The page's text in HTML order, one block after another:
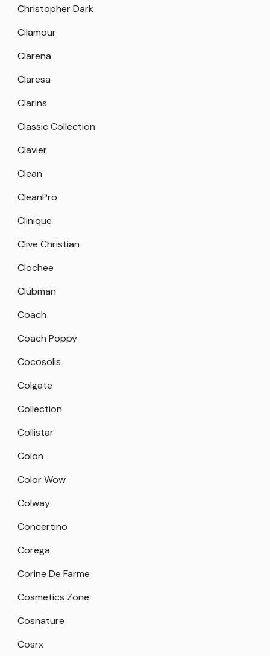
Christopher Dark
Cilamour
Clarena
Claresa
Clarins
Classic Collection
Clavier
Clean
CleanPro
Clinique
Clive Christian
Clochee
Clubman
Coach
Coach Poppy
Cocosolis
Colgate
Collection
Collistar
Colon
Color Wow
Colway
Concertino
Corega
Corine De Farme
Cosmetics Zone
Cosnature
Cosrx